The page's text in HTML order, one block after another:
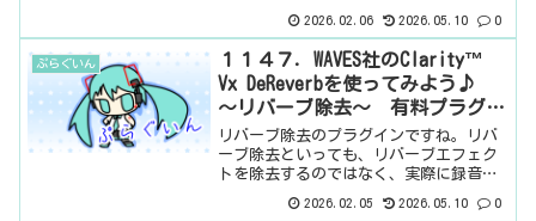
ンストール方法Waves Centralというソ
フトからインストール見た目はこんな...
2026.02.06 2026.05.10 0
ぷらぐいん
１１４７．WAVES社のClarity™
Vx DeReverbを使ってみよう♪
～リバーブ除去～ 有料プラグイ
ン
リバーブ除去のプラグインですね。リバ
ーブ除去といっても、リバーブエフェク
トを除去するのではなく、実際に録音し
すね。ノイズ除去の方がすごかったの
2026.02.05 2026.05.10 0